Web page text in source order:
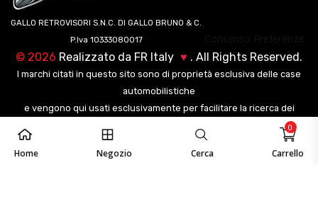
Home Negozio Cerca Carrello
0
GALLO RETROVISORI S.N.C. DI GALLO BRUNO & C.
P.Iva 10333080017
© 2026 Realizzato da FR Italy ♥ . All Rights Reserved.
I marchi citati in questo sito sono di proprietà esclusiva delle case
automobilistiche
e vengono qui usati esclusivamente per facilitare la ricerca dei